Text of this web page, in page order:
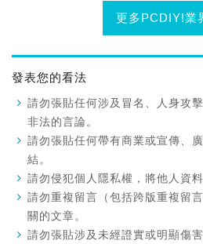
更多PCDIY!業
發表您的看法
請勿張貼任何涉及冒名、人身攻
非法的言論。
請勿張貼任何帶有商業或宣傳、
結。
請勿侵犯個人隱私權，將他人資
請勿重複留言（包括跨版重複留
關的文章。
請勿張貼涉及未經證實或明顯傷